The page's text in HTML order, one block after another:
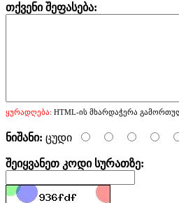
თქვენი შეფასება:
ყურადღება: HTML-ის მხარდაჭერა
ნიშანი: ცუდი
შეიყვანეთ კოდი სურათზე: